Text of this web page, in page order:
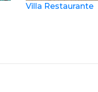
Villa Restaurante